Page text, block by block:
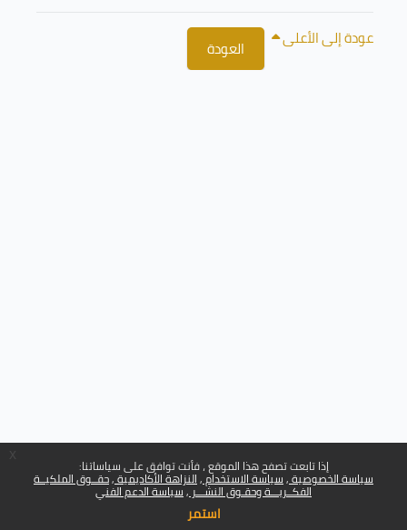
إذا تابعت تصفح هذا الموقع ، فأنت توافق على سياساتنا:
سياسة الخصوصية سياسة الاستخدام النزاهة الأكاديمية حقــوق الملكيــة
الفكــريـــة وحقـوق النشـــر سياسة الدعم الفني
استمر
العودة عودة إلى الأعلى